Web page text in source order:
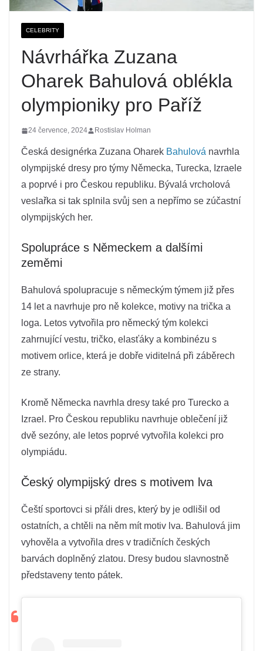
CELEBRITY
Návrhářka Zuzana
Oharek Bahulová oblékla
olympioniky pro Paříž
24 července, 2024 Rostislav Holman
Česká designérka Zuzana Oharek Bahulová navrhla
olympijské dresy pro týmy Německa, Turecka, Izraele
a poprvé i pro Českou republiku. Bývalá vrcholová
veslařka si tak splnila svůj sen a nepřímo se zúčastní
olympijských her.
Spolupráce s Německem a dalšími
zeměmi
Bahulová spolupracuje s německým týmem již přes
14 let a navrhuje pro ně kolekce, motivy na trička a
loga. Letos vytvořila pro německý tým kolekci
zahrnující vestu, tričko, elasťáky a kombinézu s
motivem orlice, která je dobře viditelná při záběrech
ze strany.
Kromě Německa navrhla dresy také pro Turecko a
Izrael. Pro Českou republiku navrhuje oblečení již
dvě sezóny, ale letos poprvé vytvořila kolekci pro
olympiádu.
Český olympijský dres s motivem lva
Čeští sportovci si přáli dres, který by je odlišil od
ostatních, a chtěli na něm mít motiv lva. Bahulová jim
vyhověla a vytvořila dres v tradičních českých
barvách doplněný zlatou. Dresy budou slavnostně
představeny tento pátek.